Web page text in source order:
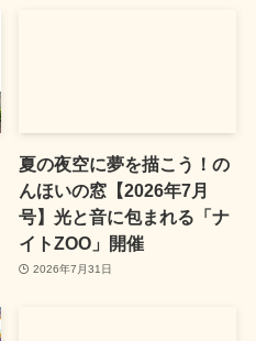
夏の夜空に夢を描こう！の
んほいの窓【2026年7月
号】光と音に包まれる「ナ
イトZOO」開催
2026年7月31日